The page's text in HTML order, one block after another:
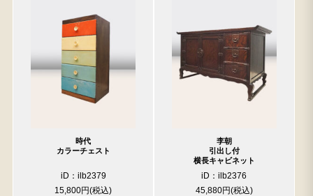
時代
カラーチェスト
iD：ilb2379
15,800円
李朝
引出し付
横長キャビネット
iD：ilb2376
45,880円